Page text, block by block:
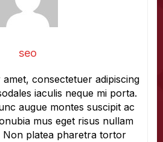
seo
consectetuer adipiscing
iaculis neque mi porta.
augue montes suscipit ac
mus eget risus nullam
Non platea pharetra tortor